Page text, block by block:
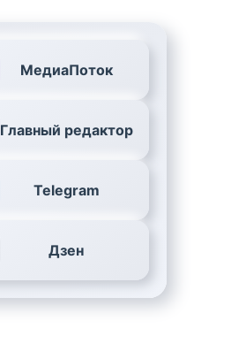
МедиаПоток
Главный редактор
Telegram
Дзен